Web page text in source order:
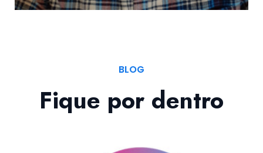
BLOG
Fique por dentro